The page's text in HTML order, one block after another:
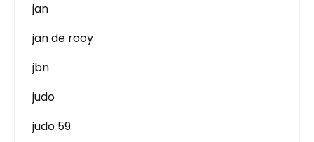
jan
jan de rooy
jbn
judo
judo 59